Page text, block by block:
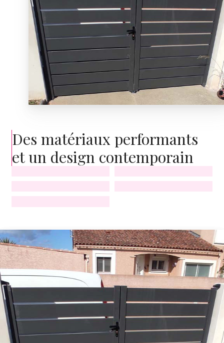
Des matériaux performants
et un design contemporain